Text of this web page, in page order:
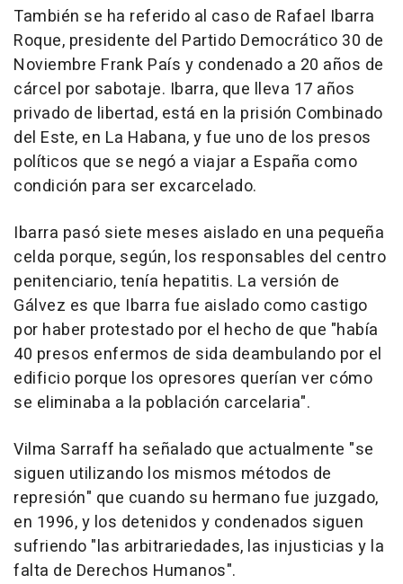
También se ha referido al caso de Rafael Ibarra
Roque, presidente del Partido Democrático 30 de
Noviembre Frank País y condenado a 20 años de
cárcel por sabotaje. Ibarra, que lleva 17 años
privado de libertad, está en la prisión Combinado
del Este, en La Habana, y fue uno de los presos
políticos que se negó a viajar a España como
condición para ser excarcelado.
Ibarra pasó siete meses aislado en una pequeña
celda porque, según, los responsables del centro
penitenciario, tenía hepatitis. La versión de
Gálvez es que Ibarra fue aislado como castigo
por haber protestado por el hecho de que "había
40 presos enfermos de sida deambulando por el
edificio porque los opresores querían ver cómo
se eliminaba a la población carcelaria".
Vilma Sarraff ha señalado que actualmente "se
siguen utilizando los mismos métodos de
represión" que cuando su hermano fue juzgado,
en 1996, y los detenidos y condenados siguen
sufriendo "las arbitrariedades, las injusticias y la
falta de Derechos Humanos".